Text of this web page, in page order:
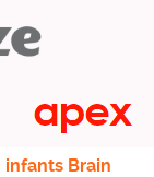
infants Brain